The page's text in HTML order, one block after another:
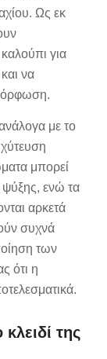
Ως εκ
για
να
με το
μπορεί
ψύξης, ενώ τα
αρκετά
συχνά
των
ότι η
της